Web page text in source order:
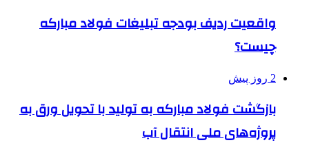
واقعیت ردیف بودجه تبلیغات فولاد مبارکه
چیست؟
2 روز پیش
بازگشت فولاد مبارکه به تولید با تحویل ورق به
پروژه‌های ملی انتقال آب